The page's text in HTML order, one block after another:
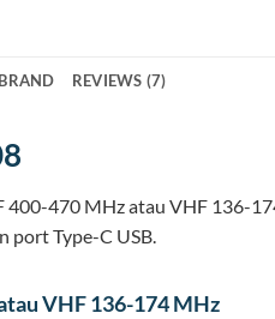
BRAND REVIEWS (7)
400-470 MHz atau VHF 136-
port Type-C USB.
VHF 136-174 MHz